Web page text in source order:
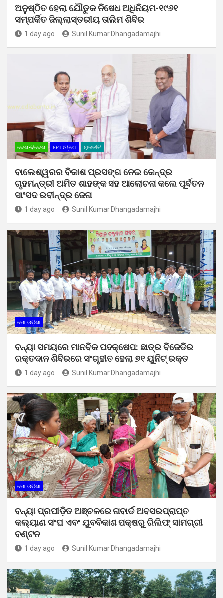
ଅନୁଷ୍ଠିତ ହେଲା ଯୌତୁକ ନିଷେଧ ଅଧିନିୟମ-୧୯୬୧
ସମ୍ପର୍କିତ ଜିଲ୍ଲାସ୍ତରୀୟ ତାଲିମ ଶିବିର
1 day ago Sunil Kumar Dhangadamajhi
ଦେଶ-ବିଦେଶ ମୋ ଓଡ଼ିଶା ରାଜନୀତି
ବାଲେଶ୍ୱରର ବିକାଶ ପ୍ରସଙ୍ଗ ନେଇ କେନ୍ଦ୍ର
ଗୃହମନ୍ତ୍ରୀ ଅମିତ ଶାହଙ୍କ ସହ ଆଲୋଚନା କଲେ ପୂର୍ବତନ
ସାଂସଦ ରବୀନ୍ଦ୍ର ଜେନା
1 day ago Sunil Kumar Dhangadamajhi
ମୋ ଓଡ଼ିଶା
ବନ୍ୟା ସମୟରେ ମାନବିକ ପଦକ୍ଷେପ: ଛାତ୍ର ବିଜେଡିର
ରକ୍ତଦାନ ଶିବିରରେ ସଂଗୃହୀତ ହେଲା ୭୧ ୟୁନିଟ୍ ରକ୍ତ
1 day ago Sunil Kumar Dhangadamajhi
ମୋ ଓଡ଼ିଶା
ବନ୍ୟା ପ୍ରପୀଡ଼ିତ ଅଞ୍ଚଳରେ ନାବାର୍ଡ ଅବସରପ୍ରାପ୍ତ
କଲ୍ୟାଣ ସଂଘ ଏବଂ ଯୁବବିକାଶ ପକ୍ଷରୁ ରିଲିଫ୍ ସାମଗ୍ରୀ
ବଣ୍ଟନ
1 day ago Sunil Kumar Dhangadamajhi